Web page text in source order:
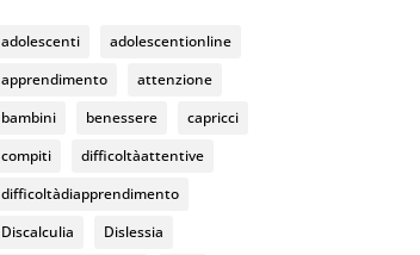
C
h
a
n
n
el
adolescenti
adolescentionline
apprendimento
attenzione
bambini
benessere
capricci
compiti
difficoltàattentive
difficoltàdiapprendimento
Discalculia
Dislessia